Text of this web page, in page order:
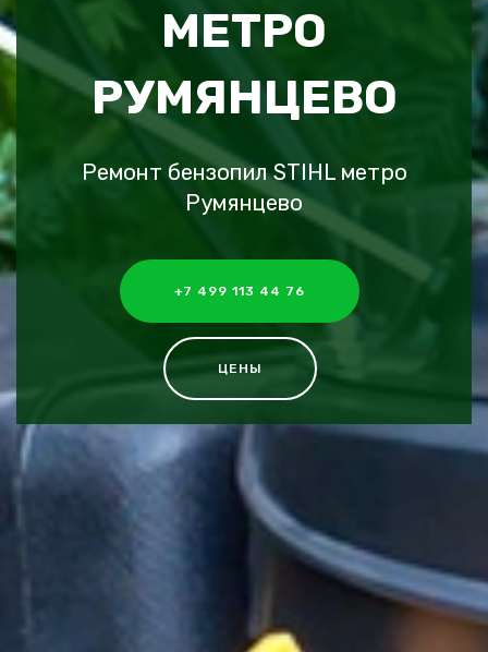
МЕТРО
РУМЯНЦЕВО
Ремонт бензопил STIHL метро
Румянцево
+7 499 113 44 76
ЦЕНЫ